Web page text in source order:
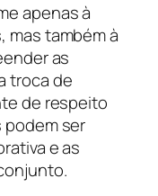
apenas à
mas também à
as
troca de
de respeito
ser
e as